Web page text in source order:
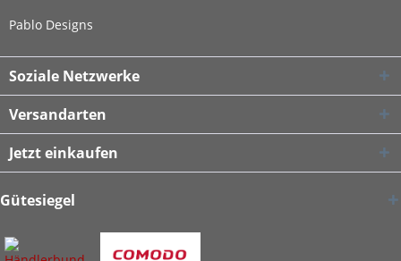
Pablo Designs
Soziale Netzwerke
Versandarten
Jetzt einkaufen
Gütesiegel